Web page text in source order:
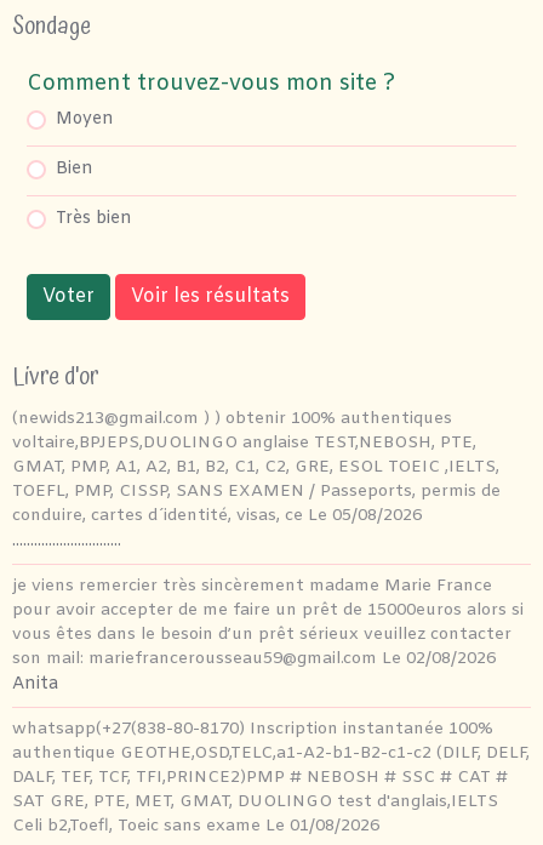
Sondage
Comment trouvez-vous mon site ?
Moyen
Bien
Très bien
Voter Voir les résultats
Livre d'or
(newids213@gmail.com ) ) obtenir 100% authentiques
voltaire,BPJEPS,DUOLINGO anglaise TEST,NEBOSH, PTE,
GMAT, PMP, A1, A2, B1, B2, C1, C2, GRE, ESOL TOEIC ,IELTS,
TOEFL, PMP, CISSP, SANS EXAMEN / Passeports, permis de
conduire, cartes d´identité, visas, ce Le 05/08/2026
..............................
je viens remercier très sincèrement madame Marie France
pour avoir accepter de me faire un prêt de 15000euros alors si
vous êtes dans le besoin d’un prêt sérieux veuillez contacter
son mail: mariefrancerousseau59@gmail.com Le 02/08/2026
Anita
whatsapp(+27(838-80-8170) Inscription instantanée 100%
authentique GEOTHE,OSD,TELC,a1-A2-b1-B2-c1-c2 (DILF, DELF,
DALF, TEF, TCF, TFI,PRINCE2)PMP # NEBOSH # SSC # CAT #
SAT GRE, PTE, MET, GMAT, DUOLINGO test d'anglais,IELTS
Celi b2,Toefl, Toeic sans exame Le 01/08/2026